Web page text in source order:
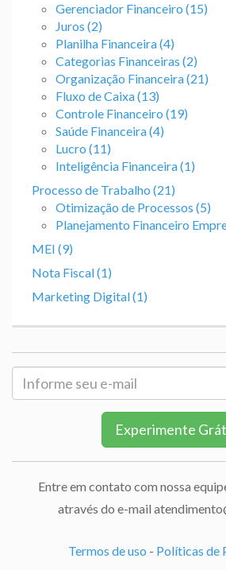
Gerenciador Financeiro (15)
Juros (2)
Planilha Financeira (4)
Categorias Financeiras (2)
Organização Financeira (21)
Fluxo de Caixa (13)
Controle Financeiro (19)
Saúde Financeira (4)
Lucro (11)
Inteligência Financeira (1)
Processo de Trabalho (21)
Otimização de Processos (5)
Planejamento Financeiro
MEI (9)
Nota Fiscal (1)
Marketing Digital (1)
Experimente
Entre em contato com nossa
através do e-mail
Termos de uso - Políticas de